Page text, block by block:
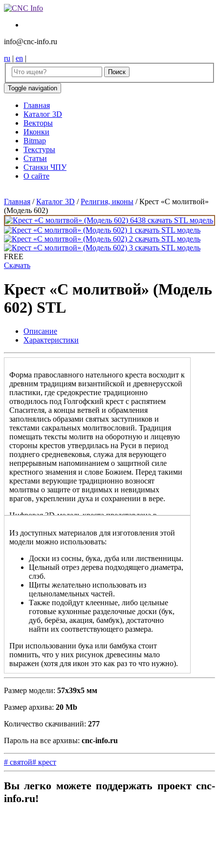
info@cnc-info.ru
ru | en |
Toggle navigation
Главная
Каталог 3D
Векторы
Иконки
Bitmap
Текстуры
Статьи
Станки ЧПУ
О сайте
Главная /Каталог 3D /Религия, иконы /Крест «С молитвой»
(Модель 602)
FREE
Скачать
Крест «С молитвой» (Модель
602) STL
Описание
Характеристики
Форма православного нательного креста восходит к
древним традициям византийской и древнерусской
пластики, где средокрестие традиционно
отводилось под Голгофский крест с распятием
Спасителя, а концы ветвей и обрамления
заполнялись образами святых заступников и
текстами сакральных молитвословий. Традиция
помещать тексты молитв на оборотную и лицевую
стороны крестов утвердилась на Руси в период
позднего средневековья, служа для верующего
непрерывным напоминанием о защитной силе
крестного знамения и слове Божием. Перед такими
крестами верующие традиционно возносят
молитвы о защите от видимых и невидимых
врагов, укреплении духа и сохранении в вере.
Цифровая 3D-модель креста представлена в
работы на станках с ЧПУ. Данная 3D-модель
оптимизирована под высокоточную фрезеровку
изделия из различных пород дерева, камня или
мягких металлов с сохранением мельчайших
деталей рельефа.
Из доступных материалов для изготовления этой
модели можно использовать:
Доски из сосны, бука, дуба или лиственницы.
Цельный отрез дерева подходящего диаметра,
слэб.
Щиты желательно использовать из
цельноламельных частей.
Также подойдут клеенные, либо цельные
готовые кухонные разделочные доски (бук,
дуб, берёза, акация, бамбук), достаточно
найти их соответствующего размера.
При использовании бука или бамбука стоит
помнить, что у них рисунок древесины мало
выражен (хотя для икон это как раз то что нужно).
Сосна обходиться очень дёшево, бук или дуб будут
стоять в 4-5 раз больше.
Так же модель можно использовать и для печати
пластика).
Размер модели: 57х39х5 мм
Размер архива: 20 Mb
Количество скачиваний: 277
Пароль на все архивы: cnc-info.ru
# святой# крест
Вы легко можете поддержать проект cnc-
info.ru!